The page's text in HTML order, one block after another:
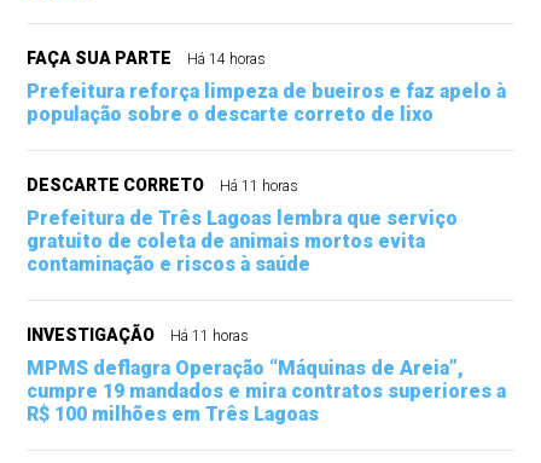
FAÇA SUA PARTE Há 14 horas
Prefeitura reforça limpeza de bueiros e faz apelo à
população sobre o descarte correto de lixo
DESCARTE CORRETO Há 11 horas
Prefeitura de Três Lagoas lembra que serviço
gratuito de coleta de animais mortos evita
contaminação e riscos à saúde
INVESTIGAÇÃO Há 11 horas
MPMS deflagra Operação “Máquinas de Areia”,
cumpre 19 mandados e mira contratos superiores a
R$ 100 milhões em Três Lagoas